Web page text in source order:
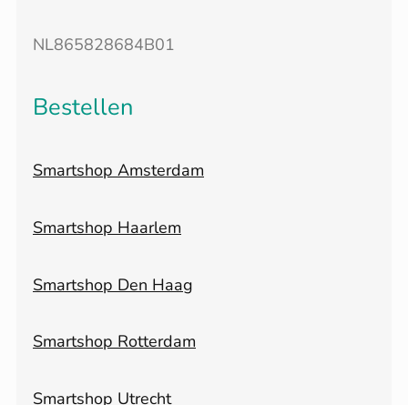
NL865828684B01
Bestellen
Smartshop Amsterdam
Smartshop Haarlem
Smartshop Den Haag
Smartshop Rotterdam
Smartshop Utrecht